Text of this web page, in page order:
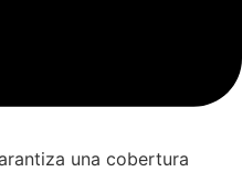
una cobertura